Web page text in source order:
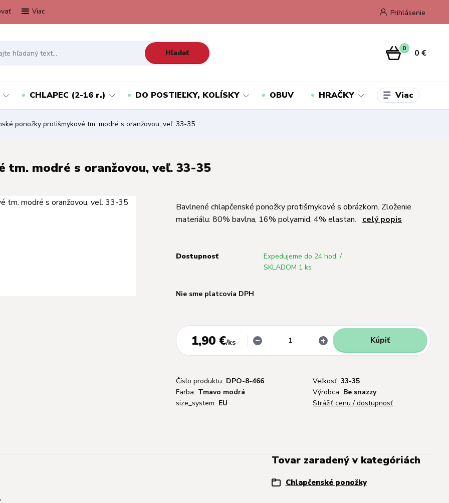
Viac Prihlásenie
Hľadať 0 0 €
CHLAPEC (2-16 r.) DO POSTIEĽKY, KOLÍSKY OBUV HRAČKY Viac
ponožky protišmykové tm. modré s oranžovou, veľ. 33-35
tm. modré s oranžovou, veľ. 33-35
Bavlnené chlapčenské ponožky protišmykové s obrázkom. Zloženie
materiálu: 80% bavlna, 16% polyamid, 4% elastan. celý popis
Dostupnosť
Expedujeme do 24 hod. /
SKLADOM 1 ks
Nie sme platcovia DPH
1,90 €/ks Kúpiť
Číslo produktu: DPO-8-466 Veľkosť: 33-35
Farba: Tmavo modrá Výrobca: Be snazzy
size_system: EU Strážiť cenu / dostupnosť
Tovar zaradený v kategóriách
Chlapčenské ponožky